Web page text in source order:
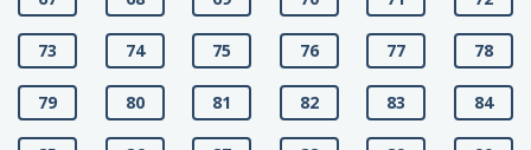
73 74 75 76 77 78
79 80 81 82 83 84